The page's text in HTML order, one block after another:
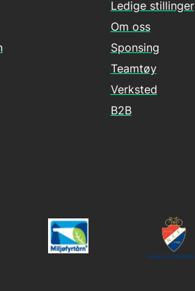
Ledige stillinger
Om oss
Sponsing
Teamtøy
Verksted
B2B